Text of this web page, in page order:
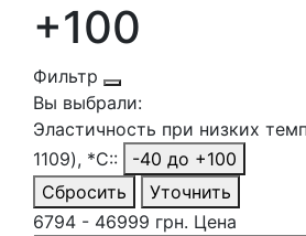
+100
Фильтр
Вы выбрали:
Эластичность при низких
1109), *С::
-40 до +100
Сбросить
Уточнить
6794 - 46999 грн. Цена